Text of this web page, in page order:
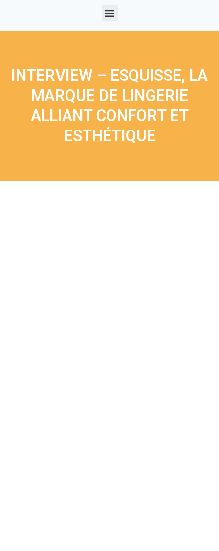
INTERVIEW – ESQUISSE, LA
MARQUE DE LINGERIE
ALLIANT CONFORT ET
ESTHÉTIQUE